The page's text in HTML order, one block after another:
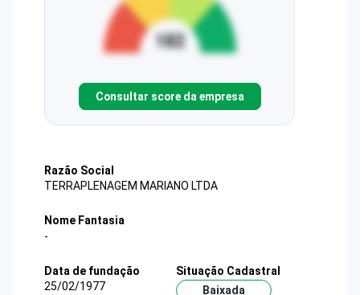
Consultar score da empresa
Razão Social
TERRAPLENAGEM MARIANO LTDA
Nome Fantasia
-
Data de fundação
25/02/1977
Situação Cadastral
Baixada